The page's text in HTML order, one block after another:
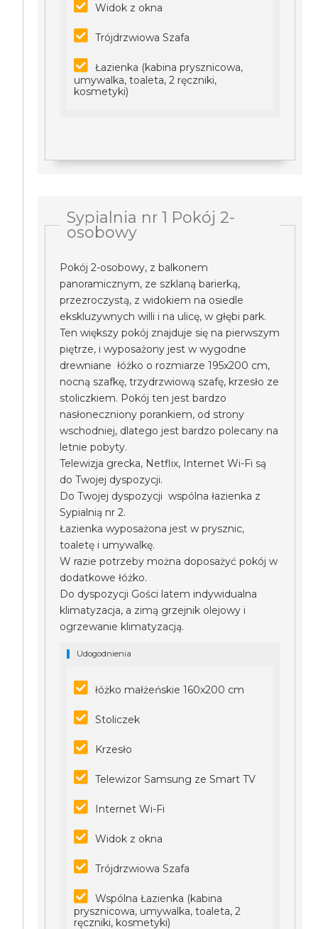
Widok z okna
Trójdrzwiowa Szafa
Łazienka (kabina prysznicowa,
umywalka, toaleta, 2 ręczniki,
kosmetyki)
Sypialnia nr 1 Pokój 2-
osobowy
Pokój 2-osobowy, z balkonem
panoramicznym, ze szklaną barierką,
przezroczystą, z widokiem na osiedle
ekskluzywnych willi i na ulicę, w głębi park.
Ten większy pokój znajduje się na pierwszym
piętrze, i wyposażony jest w wygodne
drewniane łóżko o rozmiarze 195x200 cm,
nocną szafkę, trzydrzwiową szafę, krzesło ze
stoliczkiem. Pokój ten jest bardzo
nasłoneczniony porankiem, od strony
wschodniej, dlatego jest bardzo polecany na
letnie pobyty.
Telewizja grecka, Netflix, Internet Wi-Fi są
do Twojej dyspozycji.
Do Twojej dyspozycji wspólna łazienka z
Sypialnią nr 2.
Łazienka wyposażona jest w prysznic,
toaletę i umywalkę.
W razie potrzeby można doposażyć pokój w
dodatkowe łóżko.
Do dyspozycji Gości latem indywidualna
klimatyzacja, a zimą grzejnik olejowy i
ogrzewanie klimatyzacją.
Udogodnienia
łóżko małżeńskie 160x200 cm
Stoliczek
Krzesło
Telewizor Samsung ze Smart TV
Internet Wi-Fi
Widok z okna
Trójdrzwiowa Szafa
Wspólna Łazienka (kabina
prysznicowa, umywalka, toaleta, 2
ręczniki, kosmetyki)